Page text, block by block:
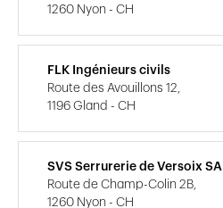
1260 Nyon - CH
FLK Ingénieurs civils
Route des Avouillons 12,
1196 Gland - CH
SVS Serrurerie de Versoix SA
Route de Champ-Colin 2B,
1260 Nyon - CH